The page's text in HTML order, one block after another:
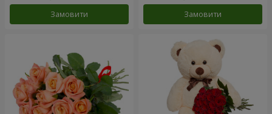
Замовити Замовити